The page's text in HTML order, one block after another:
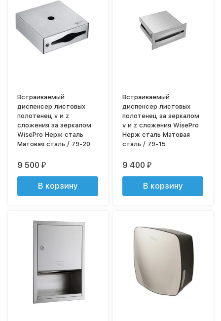
Встраиваемый
диспенсер листовых
полотенец v и z
сложения за зеркалом
WisePro Нерж сталь
Матовая сталь / 79-20
9 500₽
В корзину
Встраиваемый
диспенсер листовых
полотенец за зеркалом
v и z сложения WisePro
Нерж сталь Матовая
сталь / 79-15
9 400₽
В корзину